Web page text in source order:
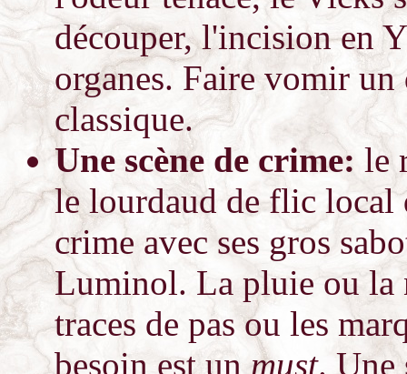
découper, l'incision en
organes. Faire vomir
classique.
Une scène de crime: le
le lourdaud de flic local
crime avec ses gros
Luminol. La pluie ou la
traces de pas ou les
besoin est unmust. Une